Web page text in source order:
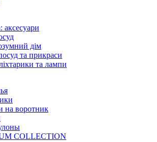
аксесуари
дім
та прикраси
та лампи
на воротник
COLLECTION